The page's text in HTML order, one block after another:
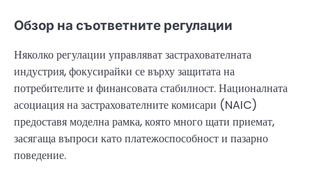
Обзор на съответните регулации
Няколко регулации управляват застрахователната
индустрия, фокусирайки се върху защитата на
потребителите и финансовата стабилност. Националната
асоциация на застрахователните комисари (NAIC)
предоставя моделна рамка, която много щати приемат,
засягаща въпроси като платежоспособност и пазарно
поведение.